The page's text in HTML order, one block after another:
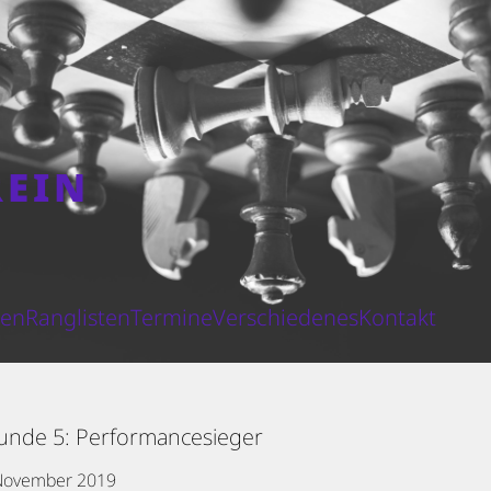
RanglistenTermineVerschiedenesKontakt
5: Performancesieger
2019